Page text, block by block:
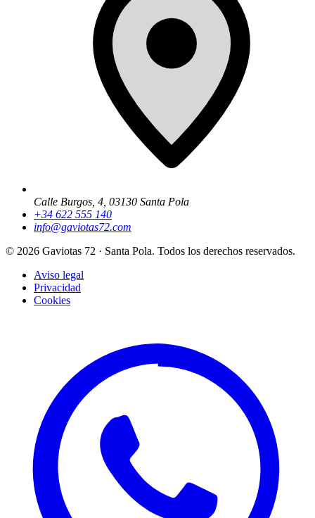
Calle Burgos, 4 03130 Santa Pola
+34 622 555 140
info@gaviotas72.com
© 2026 Gaviotas 72 · Santa Pola. Todos los derechos reservados.
Aviso legal
Privacidad
Cookies